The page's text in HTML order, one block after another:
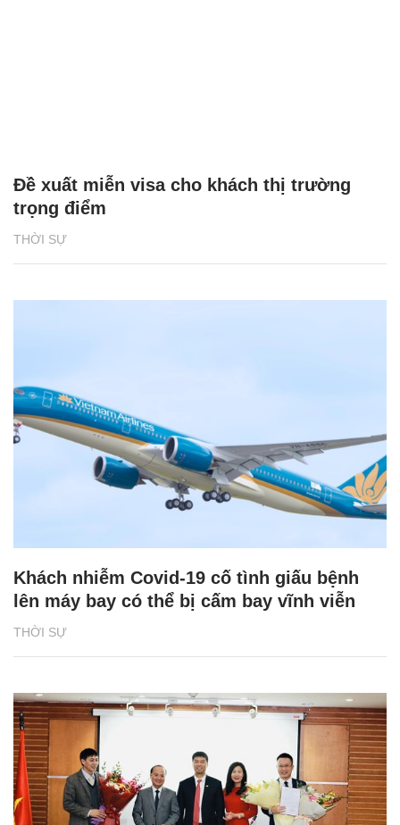
THỜI SỰ
Đề xuất miễn visa cho khách thị trường
trọng điểm
THỜI SỰ
Khách nhiễm Covid-19 cố tình giấu bệnh
lên máy bay có thể bị cấm bay vĩnh viễn